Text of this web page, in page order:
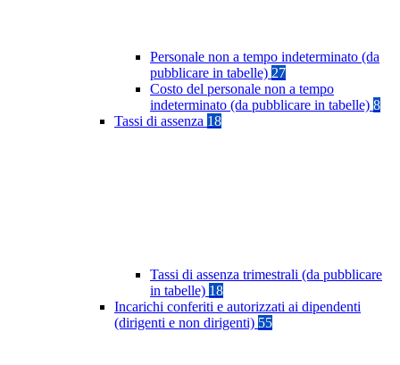
Personale non a tempo indeterminato (da
pubblicare in tabelle) 27
Costo del personale non a tempo
indeterminato (da pubblicare in tabelle) 8
Tassi di assenza 18
Tassi di assenza trimestrali (da pubblicare
in tabelle) 18
Incarichi conferiti e autorizzati ai dipendenti
(dirigenti e non dirigenti) 55